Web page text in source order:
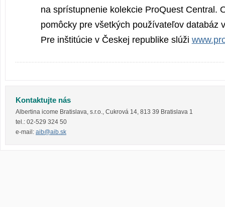
na sprístupnenie kolekcie ProQuest Central.
pomôcky pre všetkých používateľov databáz
Pre inštitúcie v Českej republike slúži
Kontaktujte nás
Albertina icome Bratislava, s.r.o. Cukrová 14 813 39 Bratislava 1
tel.: 02-529 324 50
e-mail: aib@aib.sk